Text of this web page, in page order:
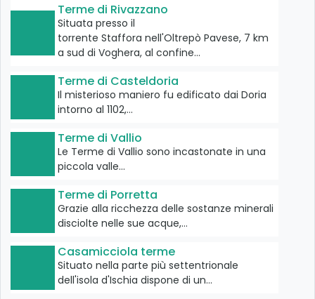
Terme di Rivazzano
Situata presso il
torrente Staffora nell'Oltrepò Pavese, 7 km
a sud di Voghera, al confine…
Terme di Casteldoria
Il misterioso maniero fu edificato dai Doria
intorno al 1102,…
Terme di Vallio
Le Terme di Vallio sono incastonate in una
piccola valle…
Terme di Porretta
Grazie alla ricchezza delle sostanze minerali
disciolte nelle sue acque,…
Casamicciola terme
Situato nella parte più settentrionale
dell'isola d'Ischia dispone di un…